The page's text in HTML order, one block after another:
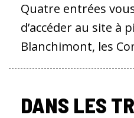
Quatre entrées
d’accéder au site à
Blanchimont, les
DANS LES